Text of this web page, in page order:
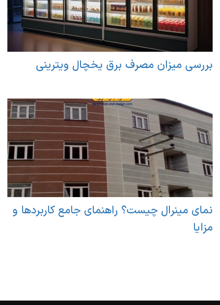
بررسی میزان مصرف برق یخچال ویترینی
نمای مینرال چیست؟ راهنمای جامع کاربردها و
مزایا